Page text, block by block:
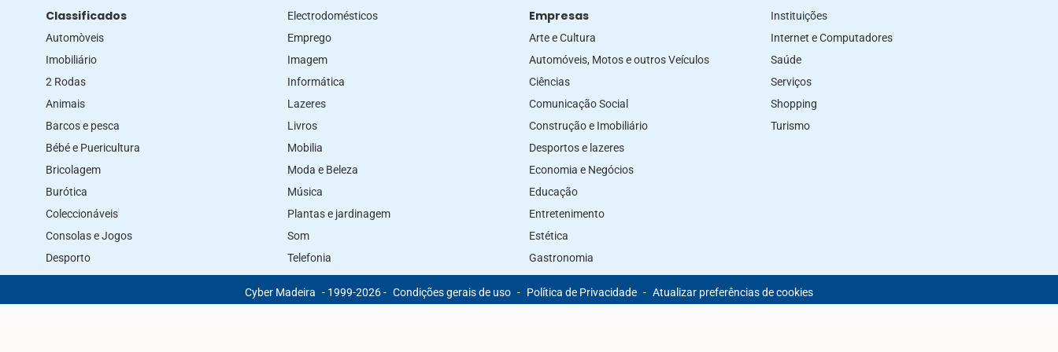
Classificados
Automòveis
Imobiliário
2 Rodas
Animais
Barcos e pesca
Bébé e Puericultura
Bricolagem
Burótica
Coleccionáveis
Consolas e Jogos
Desporto
Electrodomésticos
Emprego
Imagem
Informática
Lazeres
Livros
Mobilia
Moda e Beleza
Música
Plantas e jardinagem
Som
Telefonia
Empresas
Arte e Cultura
Automóveis, Motos e outros Veículos
Ciências
Comunicação Social
Construção e Imobiliário
Desportos e lazeres
Economia e Negócios
Educação
Entretenimento
Estética
Gastronomia
Instituições
Internet e Computadores
Saúde
Serviços
Shopping
Turismo
Cyber Madeira - 1999-2026 - Condições gerais de uso - Política de Privacidade - Atualizar preferências de cookies